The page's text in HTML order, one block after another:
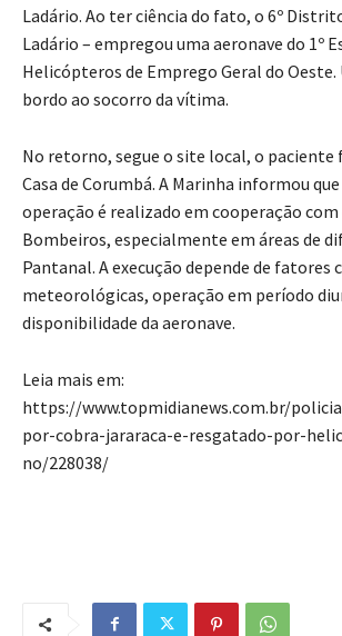
Ladário. Ao ter ciência do fato, o 6º
Ladário – empregou uma aeronave do 1º
Helicópteros de Emprego Geral do Oeste.
bordo ao socorro da vítima.
No retorno, segue o site local, o paciente
Casa de Corumbá. A Marinha informou
operação é realizado em cooperação com
Bombeiros, especialmente em áreas de
Pantanal. A execução depende de fatores
meteorológicas, operação em período
disponibilidade da aeronave.
Leia mais em:
https://www.topmidianews.com.br/
por-cobra-jararaca-e-resgatado-por-
no/228038/